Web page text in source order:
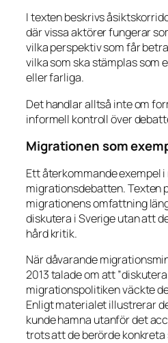
I texten beskrivs
där vissa aktörer fungerar
vilka perspektiv som får
vilka som ska stämplas som
eller farliga.
Det handlar alltså inte om
informell kontroll över
Migrationen som
Ett återkommande exempel
migrationsdebatten. Texten
migrationens omfattning
diskutera i Sverige utan att
hård kritik.
När dåvarande
2013 talade om att
migrationspolitiken väckte
Enligt materialet illustrerar
kunde hamna utanför det
trots att de berörde